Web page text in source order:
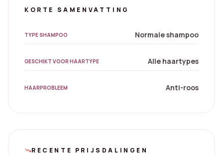
KORTE SAMENVATTING
TYPE SHAMPOO Normale shampoo
GESCHIKT VOOR HAARTYPE Alle haartypes
HAARPROBLEEM Anti-roos
trending_downRECENTE PRIJSDALINGEN